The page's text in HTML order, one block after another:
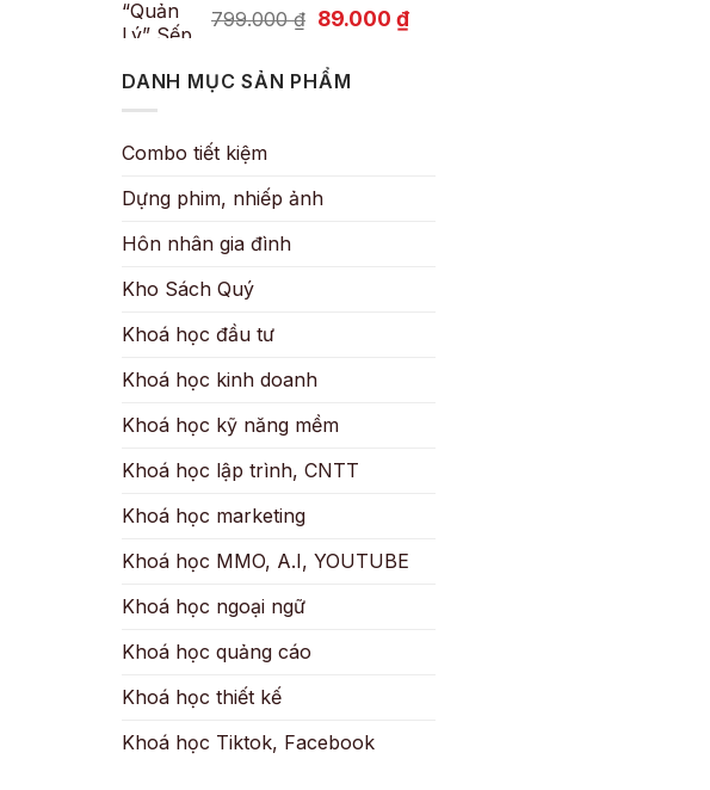
799.000₫ Giá
là:
799.000 ₫.
89.000 ₫Giá
DANH MỤC SẢN PHẨM
Combo tiết kiệm
Dựng phim, nhiếp ảnh
Hôn nhân gia đình
Kho Sách Quý
Khoá học đầu tư
Khoá học kinh doanh
Khoá học kỹ năng mềm
Khoá học lập trình, CNTT
Khoá học marketing
Khoá học MMO, A.I, YOUTUBE
Khoá học ngoại ngữ
Khoá học quảng cáo
Khoá học thiết kế
Khoá học Tiktok, Facebook